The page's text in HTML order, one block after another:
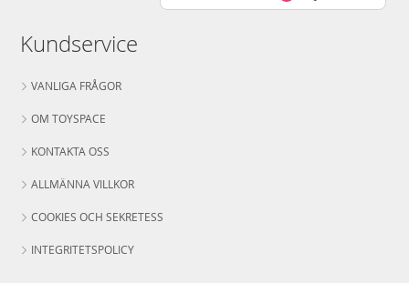
Kundservice
VANLIGA FRÅGOR
OM TOYSPACE
KONTAKTA OSS
ALLMÄNNA VILLKOR
COOKIES OCH SEKRETESS
INTEGRITETSPOLICY